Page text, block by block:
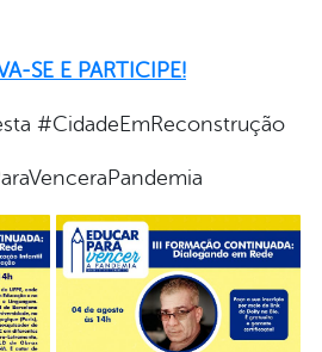
SE E PARTICIPE!
#CidadeEmReconstrução